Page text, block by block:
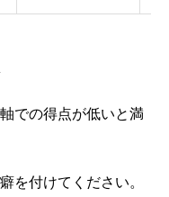
での得点が低いと満
を付けてください。